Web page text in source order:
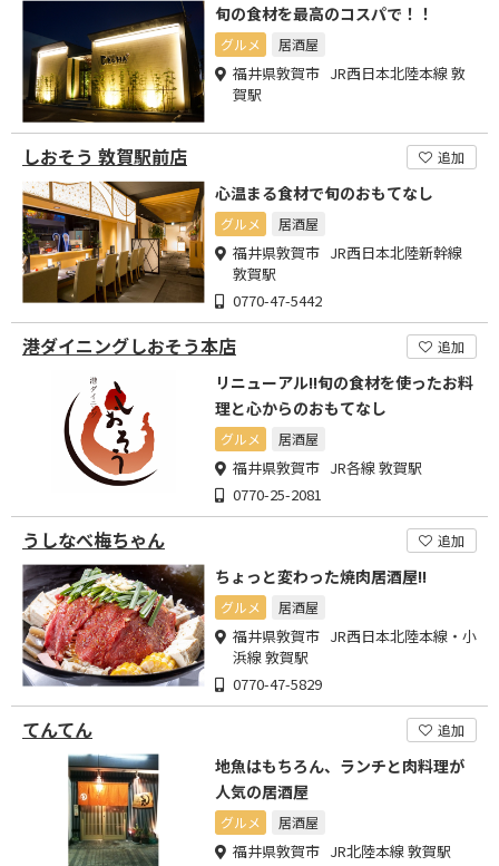
旬の食材を最高のコスパで！！
グルメ 居酒屋
福井県敦賀市 JR西日本北陸本線 敦
賀駅
しおそう 敦賀駅前店 追加
心温まる食材で旬のおもてなし
グルメ 居酒屋
福井県敦賀市 JR西日本北陸新幹線
敦賀駅
0770-47-5442
港ダイニングしおそう本店 追加
リニューアル!!旬の食材を使ったお料
理と心からのおもてなし
グルメ 居酒屋
福井県敦賀市 JR各線 敦賀駅
0770-25-2081
うしなべ梅ちゃん 追加
ちょっと変わった焼肉居酒屋!!
グルメ 居酒屋
福井県敦賀市 JR西日本北陸本線・小
浜線 敦賀駅
0770-47-5829
てんてん 追加
地魚はもちろん、ランチと肉料理が
人気の居酒屋
グルメ 居酒屋
福井県敦賀市 JR北陸本線 敦賀駅